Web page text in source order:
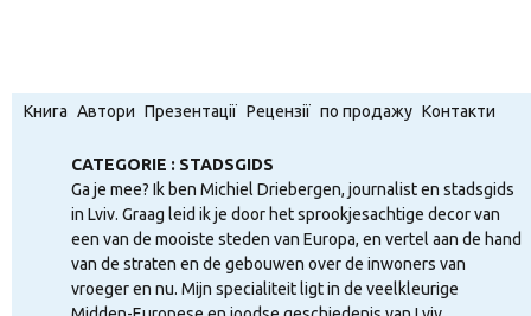
Книга Автори Презентації Рецензії по продажу Контакти
CATEGORIE : STADSGIDS
Ga je mee? Ik ben Michiel Driebergen, journalist en stadsgids
in Lviv. Graag leid ik je door het sprookjesachtige decor van
een van de mooiste steden van Europa, en vertel aan de hand
van de straten en de gebouwen over de inwoners van
vroeger en nu. Mijn specialiteit ligt in de veelkleurige